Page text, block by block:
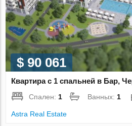
$ 90 061
Квартира с 1 спальней в Бар,
Спален: 1 Ванных: 1
Astra Real Estate